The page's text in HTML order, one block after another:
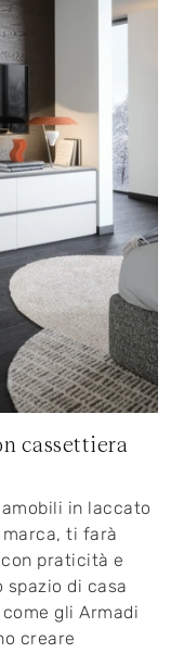
cassettiera
in laccato
ti farà
praticità e
spazio di casa
gli Armadi
creare